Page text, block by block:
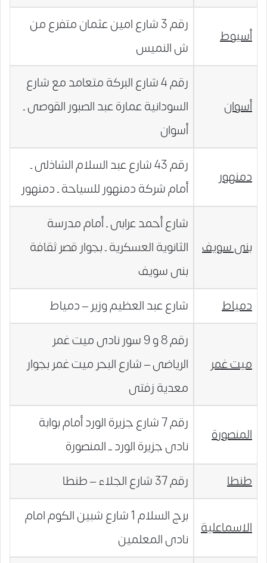
أسيوط
رقم 3 شارع امين عثمان متفرع من
ش النميس
أسوان
رقم 4 شارع البركة متعامد مع شارع
السودانية عمارة عبد الصبور القوصى ـ
أسوان
دمنهور
رقم 43 شارع عبد السلام الشاذلى ـ
أمام شركة دمنهور للسياحة ـ دمنهور
بنى سويف
شارع أحمد عرابى ـ أمام مدرسة
الثانوية العسكرية ـ بجوار قصر ثقافة
بنى سويف
دمياط
شارع عبد العظيم وزير – دمياط
ميت غمر
رقم 8 و 9 سور نادى ميت غمر
الرياضى – شارع البحر ميت غمر بجوار
معدية زفتى
المنصورة
رقم 7 شارع جزيرة الورد أمام بوابة
نادى جزيرة الورد ــ المنصورة
طنطا
رقم 37 شارع الجلاء – طنطا
الاسماعلية
برج السلام 1 شارع شبين الكوم امام
نادى المعلمين